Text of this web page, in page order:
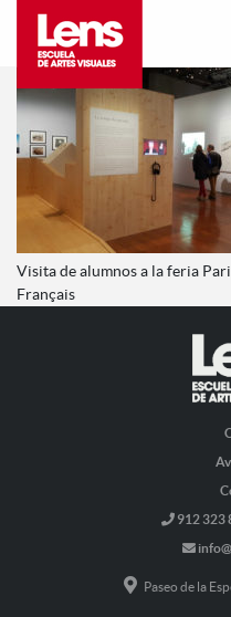
Visita de alumnos a la feria
Français
912 323
Paseo de la